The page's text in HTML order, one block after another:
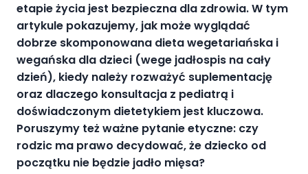
etapie życia jest bezpieczna dla zdrowia. W tym
artykule pokazujemy, jak może wyglądać
dobrze skomponowana dieta wegetariańska i
wegańska dla dzieci (wege jadłospis na cały
dzień), kiedy należy rozważyć suplementację
oraz dlaczego konsultacja z pediatrą i
doświadczonym dietetykiem jest kluczowa.
Poruszymy też ważne pytanie etyczne: czy
rodzic ma prawo decydować, że dziecko od
początku nie będzie jadło mięsa?